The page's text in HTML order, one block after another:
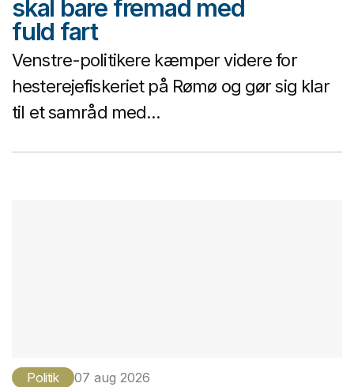
skal bare fremad med
fuld fart
Venstre-politikere kæmper videre for
hesterejefiskeriet på Rømø og gør sig klar
til et samråd med...
Politik 07 aug 2026